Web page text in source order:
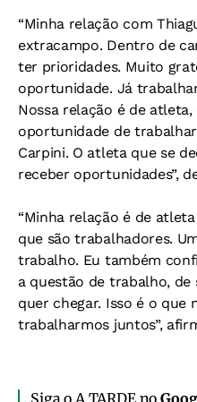
“Minha relação com
extracampo. Dentro de
ter prioridades. Muito
oportunidade. Já
Nossa relação é de
oportunidade de
Carpini. O atleta que se
receber oportunidades”,
“Minha relação é de
que são trabalhadores.
trabalho. Eu também
a questão de trabalho, de
quer chegar. Isso é o que
trabalharmos juntos”,
Siga o A TARDE no